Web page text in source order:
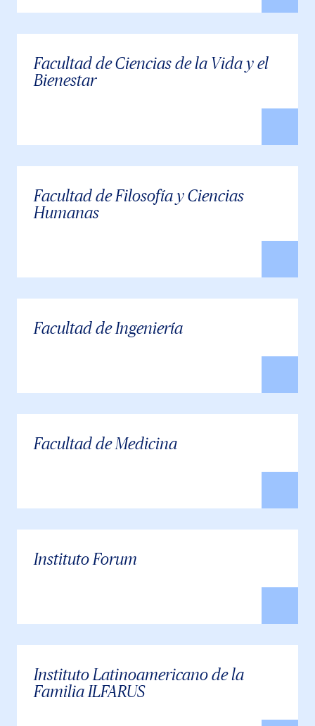
Facultad de Ciencias de la Vida y el
Bienestar
Facultad de Filosofía y Ciencias
Humanas
Facultad de Ingeniería
Facultad de Medicina
Instituto Forum
Instituto Latinoamericano de la
Familia ILFARUS